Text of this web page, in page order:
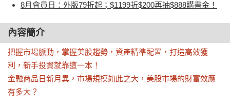
8月會員日：外版79折起；$1199折$200再抽$888購書金！
內容簡介
把握市場脈動，掌握美股趨勢，資產精準配置，打造高效獲
利，新手投資就靠這一本！
金融商品日新月異，市場規模如此之大，美股市場的財富效應
有多大？